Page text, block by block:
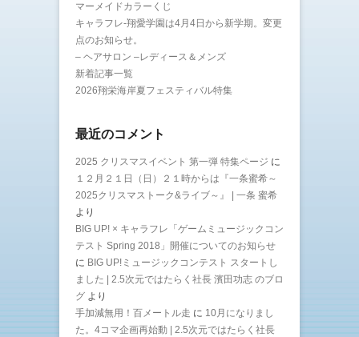
マーメイドカラーくじ
キャラフレ-翔愛学園は4月4日から新学期。変更
点のお知らせ。
– ヘアサロン –レディース＆メンズ
新着記事一覧
2026翔栄海岸夏フェスティバル特集
最近のコメント
2025 クリスマスイベント 第一弾 特集ページ に
１２月２１日（日）２１時からは『一条蜜希～
2025クリスマストーク&ライブ～』 | 一条 蜜希
より
BIG UP! × キャラフレ「ゲームミュージックコン
テスト Spring 2018」開催についてのお知らせ
に BIG UP!ミュージックコンテスト スタートし
ました | 2.5次元ではたらく社長 濱田功志 のブロ
グ より
手加減無用！百メートル走 に 10月になりまし
た。4コマ企画再始動 | 2.5次元ではたらく社長